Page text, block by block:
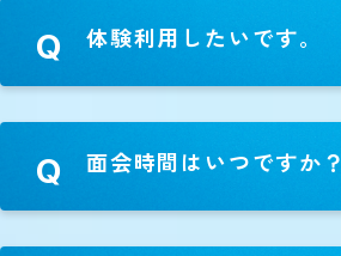
Q 体験利用したいです。
Q 面会時間はいつですか？